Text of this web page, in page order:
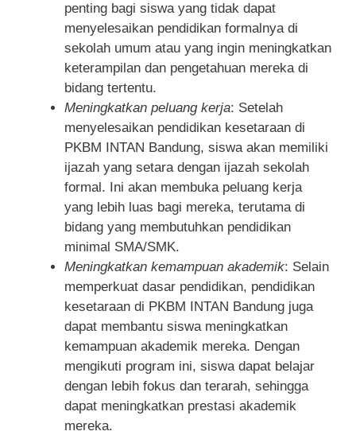
penting bagi siswa yang tidak dapat
menyelesaikan pendidikan formalnya di
sekolah umum atau yang ingin meningkatkan
keterampilan dan pengetahuan mereka di
bidang tertentu.
Meningkatkan peluang kerja: Setelah
menyelesaikan pendidikan kesetaraan di
PKBM INTAN Bandung, siswa akan memiliki
ijazah yang setara dengan ijazah sekolah
formal. Ini akan membuka peluang kerja
yang lebih luas bagi mereka, terutama di
bidang yang membutuhkan pendidikan
minimal SMA/SMK.
Meningkatkan kemampuan akademik: Selain
memperkuat dasar pendidikan, pendidikan
kesetaraan di PKBM INTAN Bandung juga
dapat membantu siswa meningkatkan
kemampuan akademik mereka. Dengan
mengikuti program ini, siswa dapat belajar
dengan lebih fokus dan terarah, sehingga
dapat meningkatkan prestasi akademik
mereka.